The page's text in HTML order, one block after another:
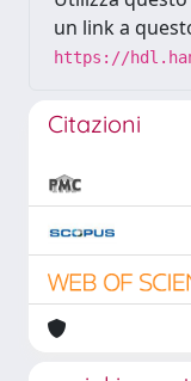
un link a
https://
Citazioni